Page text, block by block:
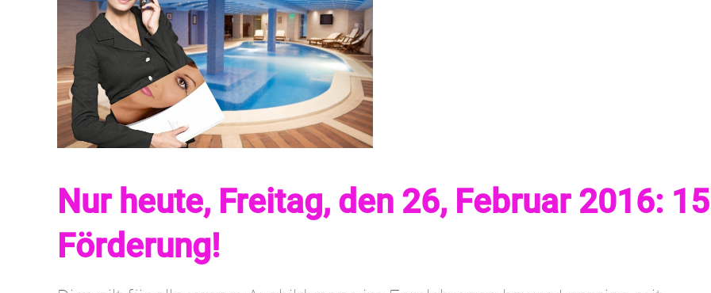
Nur heute, Freitag, den 26, Februar 2016:
Förderung!